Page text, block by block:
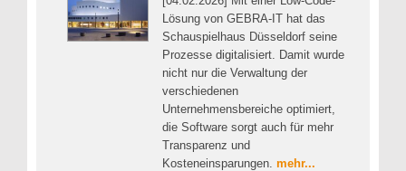
Lösung von GEBRA-IT hat das
Schauspielhaus Düsseldorf seine
Prozesse digitalisiert. Damit wurde
nicht nur die Verwaltung der
verschiedenen
Unternehmensbereiche optimiert,
die Software sorgt auch für mehr
Transparenz und
Kosteneinsparungen. mehr...